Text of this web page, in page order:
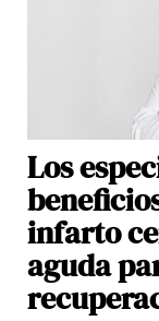
Los
infarto
aguda